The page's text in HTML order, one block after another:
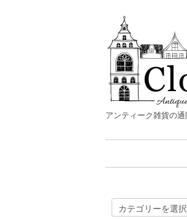
アンティーク雑貨の